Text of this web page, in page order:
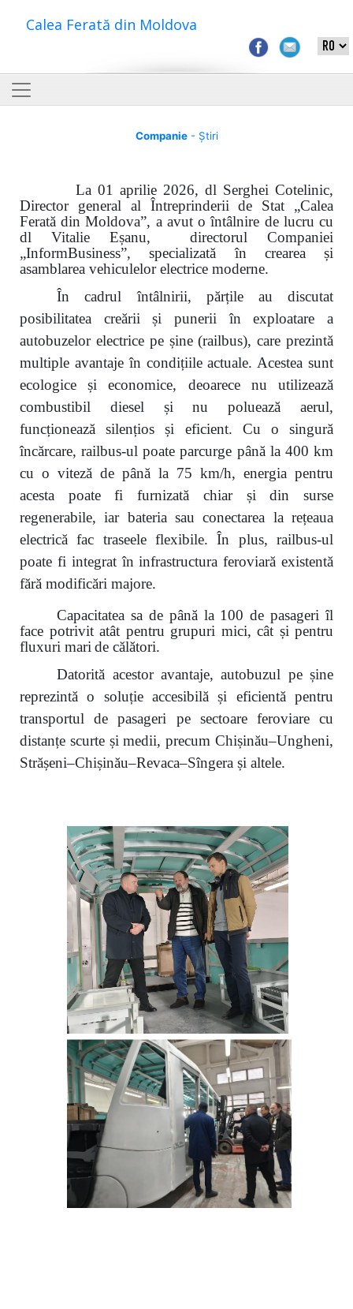
Calea Ferată din Moldova
Companie- Știri
La 01 aprilie 2026, dl Serghei Cotelinic,
Director general al Întreprinderii de Stat „Calea
Ferată din Moldova”, a avut o întâlnire de lucru cu
dl Vitalie Eșanu, directorul Companiei
„InformBusiness”, specializată în crearea și
asamblarea vehiculelor electrice moderne.
În cadrul întâlnirii, părțile au discutat
posibilitatea creării și punerii în exploatare a
autobuzelor electrice pe șine (railbus), care prezintă
multiple avantaje în condițiile actuale. Acestea sunt
ecologice și economice, deoarece nu utilizează
combustibil diesel și nu poluează aerul,
funcționează silențios și eficient. Cu o singură
încărcare, railbus-ul poate parcurge până la 400 km
cu o viteză de până la 75 km/h, energia pentru
acesta poate fi furnizată chiar și din surse
regenerabile, iar bateria sau conectarea la rețeaua
electrică fac traseele flexibile. În plus, railbus-ul
poate fi integrat în infrastructura feroviară existentă
fără modificări majore.
Capacitatea sa de până la 100 de pasageri îl
face potrivit atât pentru grupuri mici, cât și pentru
fluxuri mari de călători.
Datorită acestor avantaje, autobuzul pe șine
reprezintă o soluție accesibilă și eficientă pentru
transportul de pasageri pe sectoare feroviare cu
distanțe scurte și medii, precum Chișinău–Ungheni,
Strășeni–Chișinău–Revaca–Sîngera și altele.